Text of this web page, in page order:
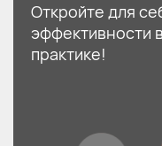
Откройте для
эффективности
практике!